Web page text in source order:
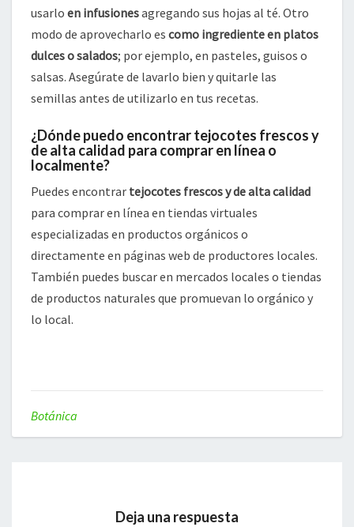
usarlo en infusionesagregando sus hojas al té. Otro
modo de aprovecharlo es como ingrediente en platos
dulces o salados; por ejemplo, en pasteles, guisos o
salsas. Asegúrate de lavarlo bien y quitarle las
semillas antes de utilizarlo en tus recetas.
¿Dónde puedo encontrar tejocotes frescos y
de alta calidad para comprar en línea o
localmente?
Puedes encontrar tejocotes frescos y de alta calidad
para comprar en línea en tiendas virtuales
especializadas en productos orgánicos o
directamente en páginas web de productores locales.
También puedes buscar en mercados locales o tiendas
de productos naturales que promuevan lo orgánico y
lo local.
Botánica
Deja una respuesta